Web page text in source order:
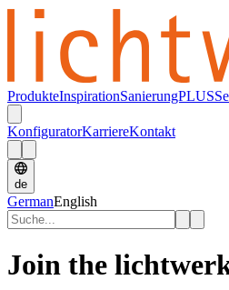
ProdukteInspirationSanierungPLUS
KonfiguratorKarriereKontakt
de
GermanEnglish
Join the